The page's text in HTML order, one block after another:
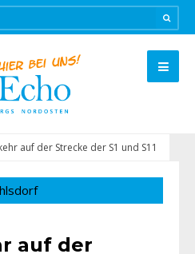
auf der Strecke der S1 und S11
auf der